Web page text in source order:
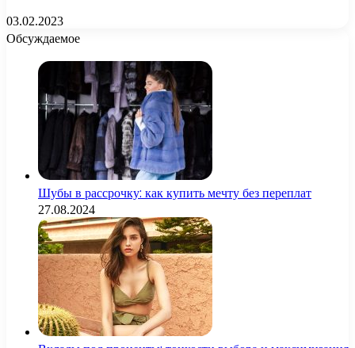
03.02.2023
Обсуждаемое
Шубы в рассрочку: как купить мечту без переплат
27.08.2024